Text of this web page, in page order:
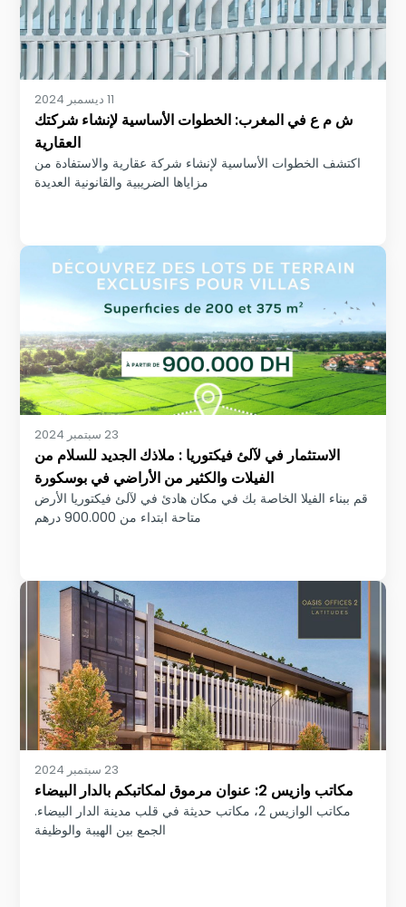
11 ديسمبر 2024
ش م ع في المغرب: الخطوات الأساسية لإنشاء شركتك
العقارية
اكتشف الخطوات الأساسية لإنشاء شركة عقارية والاستفادة من
مزاياها الضريبية والقانونية العديدة
23 سبتمبر 2024
الاستثمار في لآلئ فيكتوريا : ملاذك الجديد للسلام من
الفيلات والكثير من الأراضي في بوسكورة
قم ببناء الفيلا الخاصة بك في مكان هادئ في لآلئ فيكتوريا الأرض
متاحة ابتداء من 900.000 درهم
23 سبتمبر 2024
مكاتب وازيس 2: عنوان مرموق لمكاتبكم بالدار البيضاء
مكاتب الوازيس 2، مكاتب حديثة في قلب مدينة الدار البيضاء.
الجمع بين الهيبة والوظيفة